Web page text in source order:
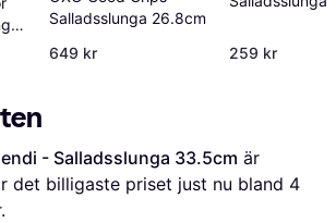
Salladsslunga 26.8cm
649 kr
259 kr
- Salladsslunga 33.5cm
det billigaste priset just nu bland 4